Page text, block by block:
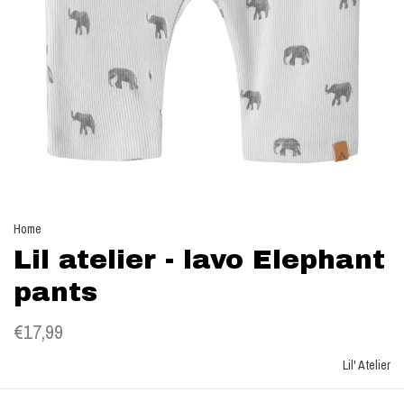
Home
Lil atelier - lavo Elephant
pants
€17,99
Lil' Atelier